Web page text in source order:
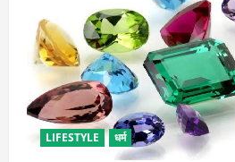
LIFESTYLE धर्म